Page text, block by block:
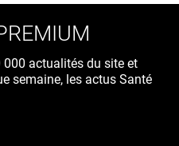
actualités du site et
semaine, les actus Santé